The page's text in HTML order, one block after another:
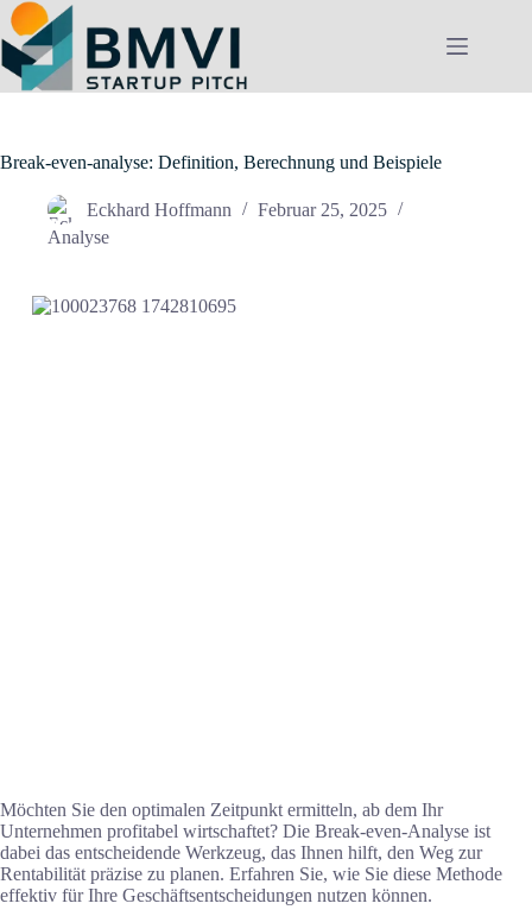
Zum
Inhalt
springen
Break-even-analyse: Definition, Berechnung und Beispiele
Eckhard Hoffmann
Februar 25, 2025
Analyse
Möchten Sie den optimalen Zeitpunkt ermitteln, ab dem Ihr
Unternehmen profitabel wirtschaftet? Die Break-even-Analyse ist
dabei das entscheidende Werkzeug, das Ihnen hilft, den Weg zur
Rentabilität präzise zu planen. Erfahren Sie, wie Sie diese Methode
effektiv für Ihre Geschäftsentscheidungen nutzen können.